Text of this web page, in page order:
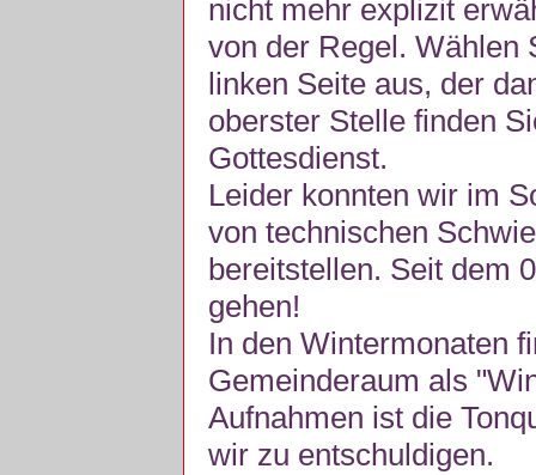
nicht mehr explizit
von der Regel. Wählen
linken Seite aus, der
oberster Stelle finden
Gottesdienst.
Leider konnten wir im
von technischen
bereitstellen. Seit dem
gehen!
In den Wintermonaten
Gemeinderaum als
Aufnahmen ist die
wir zu entschuldigen.